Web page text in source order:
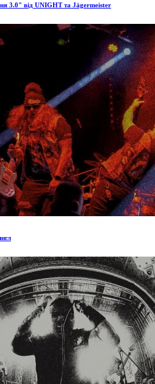
3.0" від UNIGHT та Jägermeister